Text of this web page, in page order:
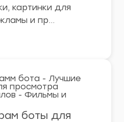
картинки для
и пр…
боты для